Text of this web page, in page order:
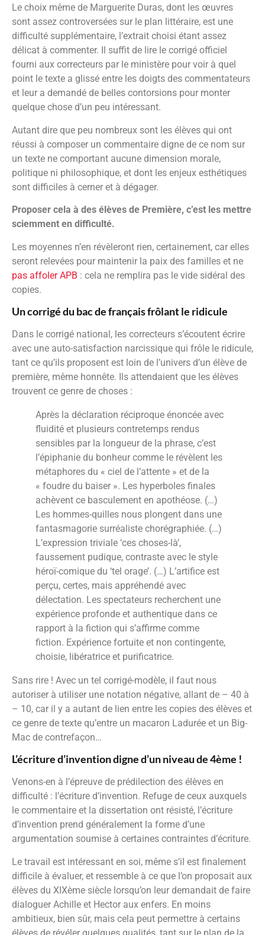
Le choix même de Marguerite Duras, dont les œuvres
sont assez controversées sur le plan littéraire, est une
difficulté supplémentaire, l’extrait choisi étant assez
délicat à commenter. Il suffit de lire le corrigé officiel
fourni aux correcteurs par le ministère pour voir à quel
point le texte a glissé entre les doigts des commentateurs
et leur a demandé de belles contorsions pour monter
quelque chose d’un peu intéressant.
Autant dire que peu nombreux sont les élèves qui ont
réussi à composer un commentaire digne de ce nom sur
un texte ne comportant aucune dimension morale,
politique ni philosophique, et dont les enjeux esthétiques
sont difficiles à cerner et à dégager.
Proposer cela à des élèves de Première, c’est les mettre
sciemment en difficulté.
Les moyennes n’en révèleront rien, certainement, car elles
seront relevées pour maintenir la paix des familles et ne
pas affoler APB : cela ne remplira pas le vide sidéral des
copies.
Un corrigé du bac de français frôlant le ridicule
Dans le corrigé national, les correcteurs s’écoutent écrire
avec une auto-satisfaction narcissique qui frôle le ridicule,
tant ce qu’ils proposent est loin de l’univers d’un élève de
première, même honnête. Ils attendaient que les élèves
trouvent ce genre de choses :
Après la déclaration réciproque énoncée avec
fluidité et plusieurs contretemps rendus
sensibles par la longueur de la phrase, c’est
l’épiphanie du bonheur comme le révèlent les
métaphores du « ciel de l’attente » et de la
« foudre du baiser ». Les hyperboles finales
achèvent ce basculement en apothéose. (…)
Les hommes-quilles nous plongent dans une
fantasmagorie surréaliste chorégraphiée. (…)
L’expression triviale ‘ces choses-là’,
faussement pudique, contraste avec le style
héroï-comique du ‘tel orage’. (…) L’artifice est
perçu, certes, mais appréhendé avec
délectation. Les spectateurs recherchent une
expérience profonde et authentique dans ce
rapport à la fiction qui s’affirme comme
fiction. Expérience fortuite et non contingente,
choisie, libératrice et purificatrice.
Sans rire ! Avec un tel corrigé-modèle, il faut nous
autoriser à utiliser une notation négative, allant de – 40 à
– 10, car il y a autant de lien entre les copies des élèves et
ce genre de texte qu’entre un macaron Ladurée et un Big-
Mac de contrefaçon…
L’écriture d’invention digne d’un niveau de 4ème !
Venons-en à l’épreuve de prédilection des élèves en
difficulté : l’écriture d’invention. Refuge de ceux auxquels
le commentaire et la dissertation ont résisté, l’écriture
d’invention prend généralement la forme d’une
argumentation soumise à certaines contraintes d’écriture.
Le travail est intéressant en soi, même s’il est finalement
difficile à évaluer, et ressemble à ce que l’on proposait aux
élèves du XIXème siècle lorsqu’on leur demandait de faire
dialoguer Achille et Hector aux enfers. En moins
ambitieux, bien sûr, mais cela peut permettre à certains